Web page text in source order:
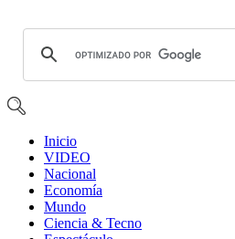
Inicio
VIDEO
Nacional
Economía
Mundo
Ciencia & Tecno